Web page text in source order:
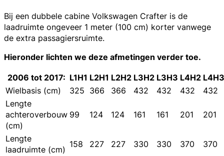
Bij een dubbele cabine Volkswagen Crafter is de
laadruimte ongeveer 1 meter (100 cm) korter vanwege
de extra passagiersruimte.
Hieronder lichten we deze afmetingen verder toe.
2006 tot 2017: L1H1 L2H1 L2H2 L3H2 L3H3 L4H2 L4H3
Wielbasis (cm)
325 366 366 432 432 432
432
Lengte
achteroverbouw
(cm)
99 124 124 161 161 201 201
Lengte
laadruimte (cm) 158 227 227 330 330 370
370